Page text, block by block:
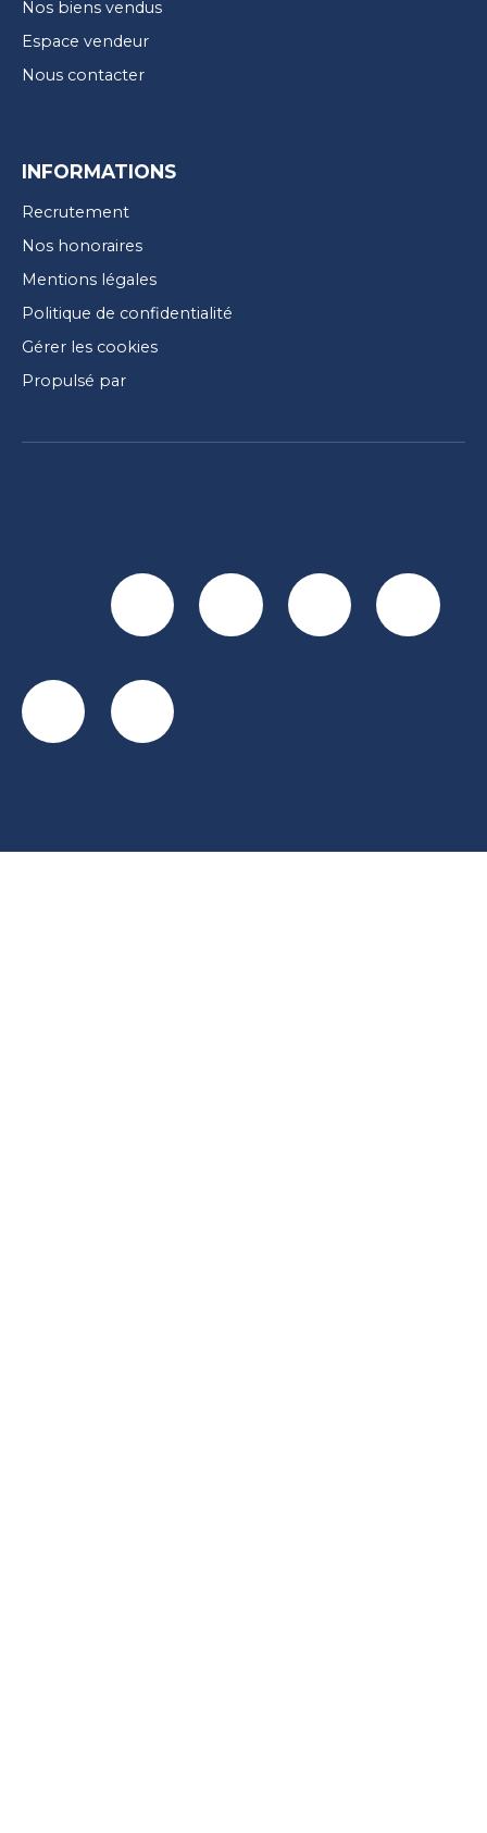
Nos biens vendus
Espace vendeur
Nous contacter
INFORMATIONS
Recrutement
Nos honoraires
Mentions légales
Politique de confidentialité
Gérer les cookies
Propulsé par